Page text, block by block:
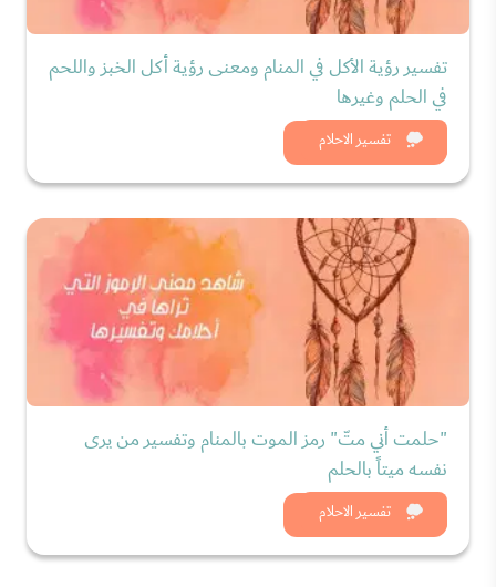
تفسير الاحلام
تفسير رؤية الأكل في المنام ومعنى رؤية أكل الخبز واللحم
في الحلم وغيرها
شاهد الان
تفسير الاحلام
"حلمت أني متّ" رمز الموت بالمنام وتفسير من يرى
نفسه ميتاً بالحلم
شاهد الان